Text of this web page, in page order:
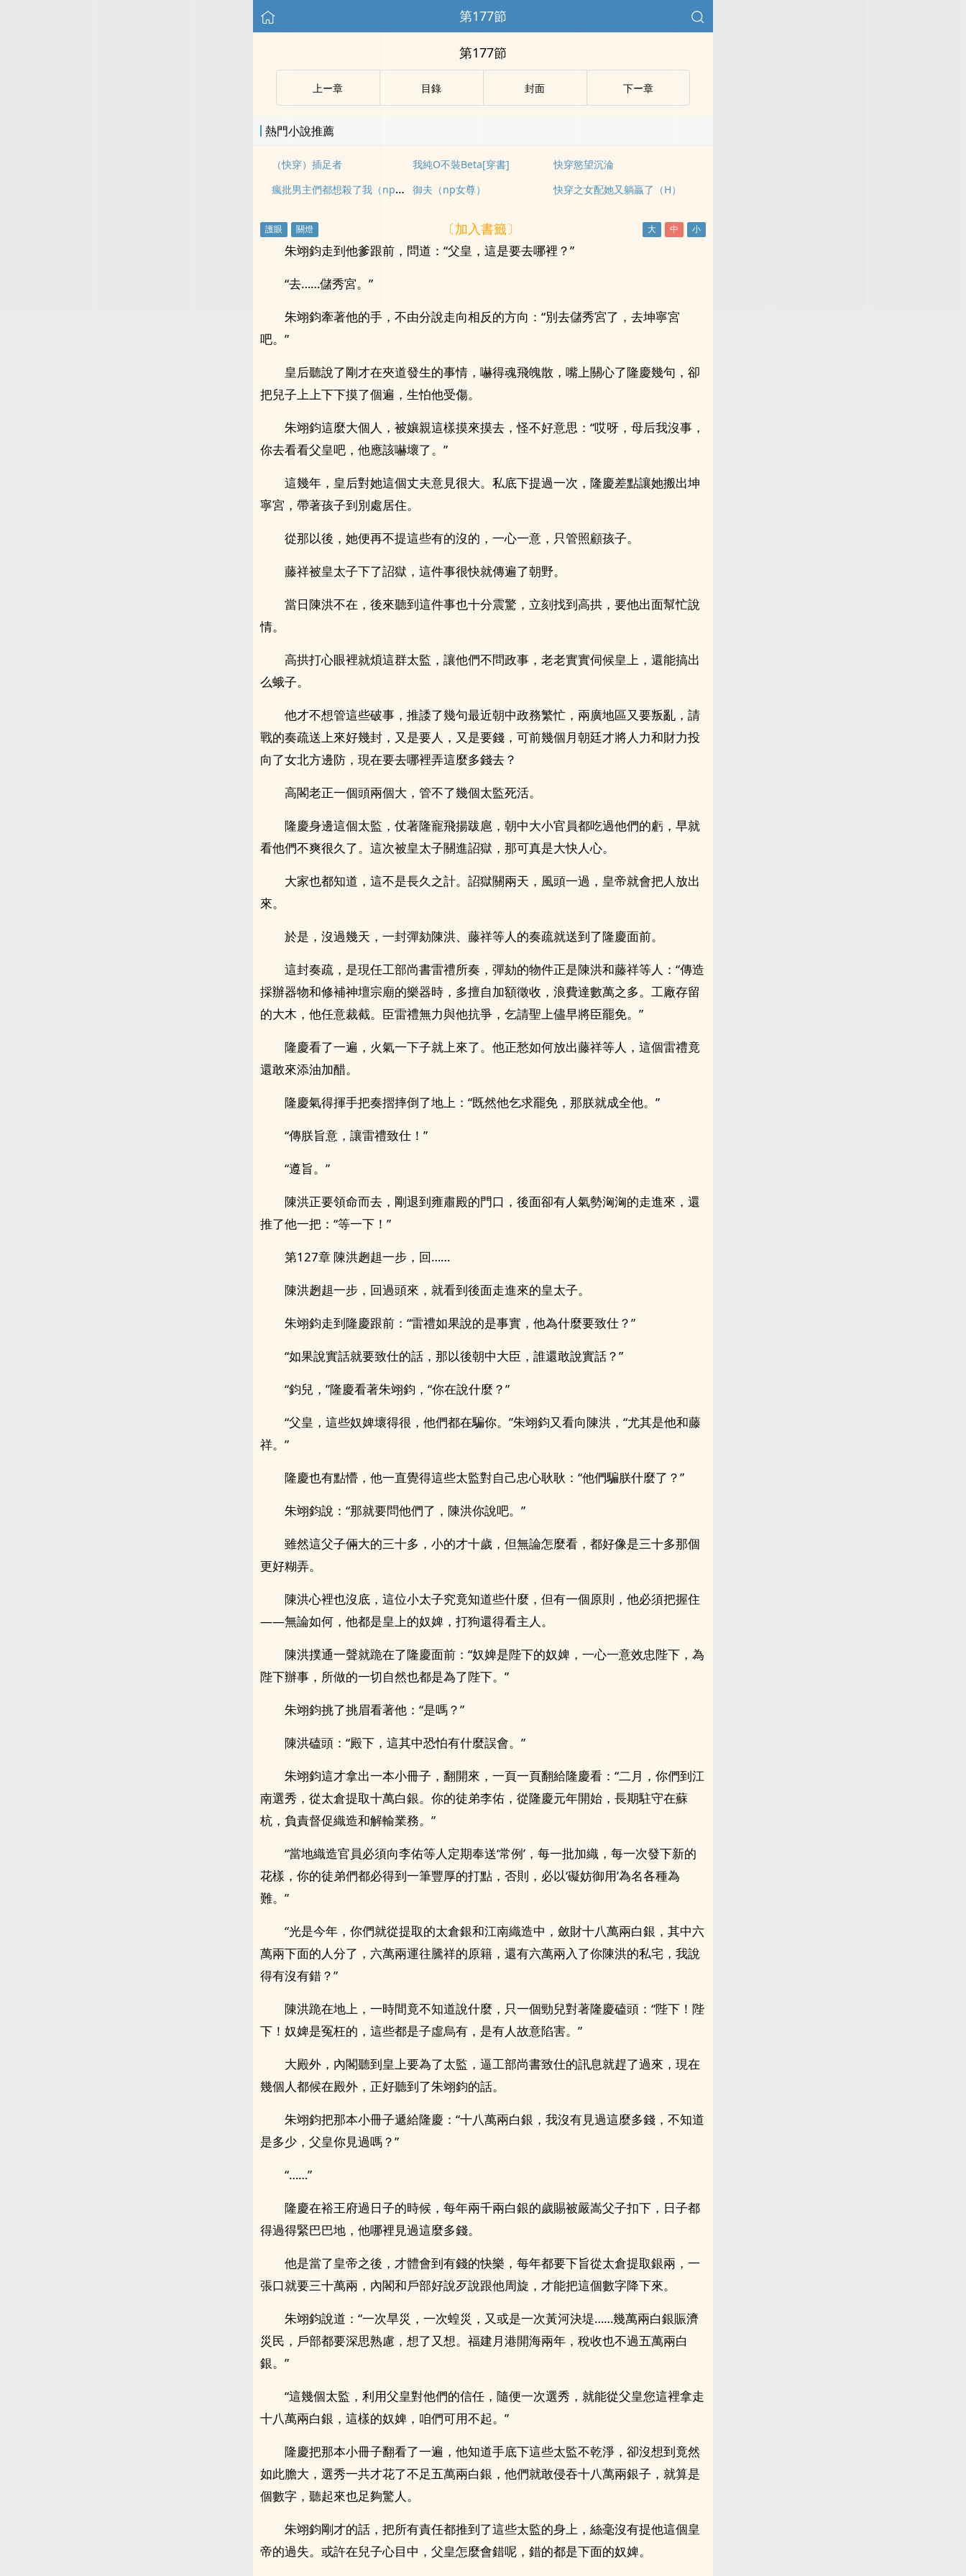
第177節
第177節
上ー章 目錄 封面 下ー章
熱門小說推薦
（快穿）插足者 我純O不裝Beta[穿書] 快穿慾望沉淪
瘋批男主們都想殺了我（np無限流） 御夫（np女尊） 快穿之女配她又躺贏了（H）
〔加入書籤〕
朱翊鈞走到他爹跟前，問道：“父皇，這是要去哪裡？”
“去……儲秀宮。”
朱翊鈞牽著他的手，不由分說走向相反的方向：“別去儲秀宮了，去坤寧宮
吧。”
皇后聽說了剛才在夾道發生的事情，嚇得魂飛魄散，嘴上關心了隆慶幾句，卻
把兒子上上下下摸了個遍，生怕他受傷。
朱翊鈞這麼大個人，被孃親這樣摸來摸去，怪不好意思：“哎呀，母后我沒事，
你去看看父皇吧，他應該嚇壞了。”
這幾年，皇后對她這個丈夫意見很大。私底下提過一次，隆慶差點讓她搬出坤
寧宮，帶著孩子到別處居住。
從那以後，她便再不提這些有的沒的，一心一意，只管照顧孩子。
藤祥被皇太子下了詔獄，這件事很快就傳遍了朝野。
當日陳洪不在，後來聽到這件事也十分震驚，立刻找到高拱，要他出面幫忙說
情。
高拱打心眼裡就煩這群太監，讓他們不問政事，老老實實伺候皇上，還能搞出
么蛾子。
他才不想管這些破事，推諉了幾句最近朝中政務繁忙，兩廣地區又要叛亂，請
戰的奏疏送上來好幾封，又是要人，又是要錢，可前幾個月朝廷才將人力和財力投
向了女北方邊防，現在要去哪裡弄這麼多錢去？
高閣老正一個頭兩個大，管不了幾個太監死活。
隆慶身邊這個太監，仗著隆寵飛揚跋扈，朝中大小官員都吃過他們的虧，早就
看他們不爽很久了。這次被皇太子關進詔獄，那可真是大快人心。
大家也都知道，這不是長久之計。詔獄關兩天，風頭一過，皇帝就會把人放出
來。
於是，沒過幾天，一封彈劾陳洪、藤祥等人的奏疏就送到了隆慶面前。
這封奏疏，是現任工部尚書雷禮所奏，彈劾的物件正是陳洪和藤祥等人：“傳造
採辦器物和修補神壇宗廟的樂器時，多擅自加額徵收，浪費達數萬之多。工廠存留
的大木，他任意裁截。臣雷禮無力與他抗爭，乞請聖上儘早將臣罷免。”
隆慶看了一遍，火氣一下子就上來了。他正愁如何放出藤祥等人，這個雷禮竟
還敢來添油加醋。
隆慶氣得揮手把奏摺摔倒了地上：“既然他乞求罷免，那朕就成全他。”
“傳朕旨意，讓雷禮致仕！”
“遵旨。”
陳洪正要領命而去，剛退到雍肅殿的門口，後面卻有人氣勢洶洶的走進來，還
推了他一把：“等一下！”
第127章 陳洪趔趄一步，回……
陳洪趔趄一步，回過頭來，就看到後面走進來的皇太子。
朱翊鈞走到隆慶跟前：“雷禮如果說的是事實，他為什麼要致仕？”
“如果說實話就要致仕的話，那以後朝中大臣，誰還敢說實話？”
“鈞兒，”隆慶看著朱翊鈞，“你在說什麼？”
“父皇，這些奴婢壞得很，他們都在騙你。”朱翊鈞又看向陳洪，“尤其是他和藤
祥。”
隆慶也有點懵，他一直覺得這些太監對自己忠心耿耿：“他們騙朕什麼了？”
朱翊鈞說：“那就要問他們了，陳洪你說吧。”
雖然這父子倆大的三十多，小的才十歲，但無論怎麼看，都好像是三十多那個
更好糊弄。
陳洪心裡也沒底，這位小太子究竟知道些什麼，但有一個原則，他必須把握住
——無論如何，他都是皇上的奴婢，打狗還得看主人。
陳洪撲通一聲就跪在了隆慶面前：“奴婢是陛下的奴婢，一心一意效忠陛下，為
陛下辦事，所做的一切自然也都是為了陛下。”
朱翊鈞挑了挑眉看著他：“是嗎？”
陳洪磕頭：“殿下，這其中恐怕有什麼誤會。”
朱翊鈞這才拿出一本小冊子，翻開來，一頁一頁翻給隆慶看：“二月，你們到江
南選秀，從太倉提取十萬白銀。你的徒弟李佑，從隆慶元年開始，長期駐守在蘇
杭，負責督促織造和解輸業務。”
“當地織造官員必須向李佑等人定期奉送‘常例’，每一批加織，每一次發下新的
花樣，你的徒弟們都必得到一筆豐厚的打點，否則，必以‘礙妨御用’為名各種為
難。”
“光是今年，你們就從提取的太倉銀和江南織造中，斂財十八萬兩白銀，其中六
萬兩下面的人分了，六萬兩運往騰祥的原籍，還有六萬兩入了你陳洪的私宅，我說
得有沒有錯？”
陳洪跪在地上，一時間竟不知道說什麼，只一個勁兒對著隆慶磕頭：“陛下！陛
下！奴婢是冤枉的，這些都是子虛烏有，是有人故意陷害。”
大殿外，內閣聽到皇上要為了太監，逼工部尚書致仕的訊息就趕了過來，現在
幾個人都候在殿外，正好聽到了朱翊鈞的話。
朱翊鈞把那本小冊子遞給隆慶：“十八萬兩白銀，我沒有見過這麼多錢，不知道
是多少，父皇你見過嗎？”
“……”
隆慶在裕王府過日子的時候，每年兩千兩白銀的歲賜被嚴嵩父子扣下，日子都
得過得緊巴巴地，他哪裡見過這麼多錢。
他是當了皇帝之後，才體會到有錢的快樂，每年都要下旨從太倉提取銀兩，一
張口就要三十萬兩，內閣和戶部好說歹說跟他周旋，才能把這個數字降下來。
朱翊鈞說道：“一次旱災，一次蝗災，又或是一次黃河決堤……幾萬兩白銀賑濟
災民，戶部都要深思熟慮，想了又想。福建月港開海兩年，稅收也不過五萬兩白
銀。”
“這幾個太監，利用父皇對他們的信任，隨便一次選秀，就能從父皇您這裡拿走
十八萬兩白銀，這樣的奴婢，咱們可用不起。”
隆慶把那本小冊子翻看了一遍，他知道手底下這些太監不乾淨，卻沒想到竟然
如此膽大，選秀一共才花了不足五萬兩白銀，他們就敢侵吞十八萬兩銀子，就算是
個數字，聽起來也足夠驚人。
朱翊鈞剛才的話，把所有責任都推到了這些太監的身上，絲毫沒有提他這個皇
帝的過失。或許在兒子心目中，父皇怎麼會錯呢，錯的都是下面的奴婢。